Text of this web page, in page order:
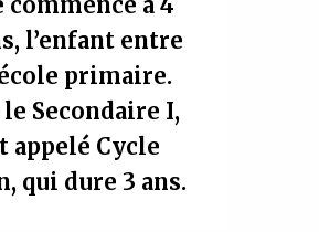
l’enfant entre
primaire.
Secondaire I,
appelé Cycle
qui dure 3 ans.